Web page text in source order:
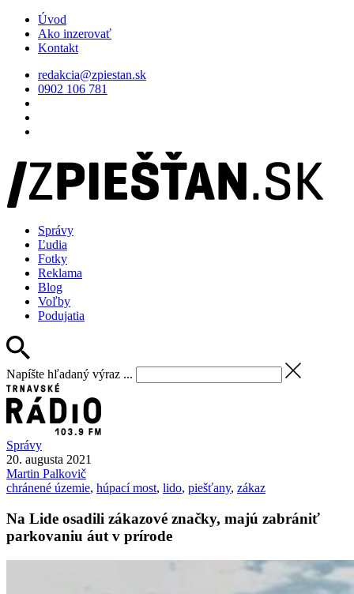
Úvod
Ako inzerovať
Kontakt
redakcia@zpiestan.sk
0902 106 781
Správy
Ľudia
Fotky
Reklama
Blog
Voľby
Podujatia
Napíšte hľadaný výraz ...
Správy
20. augusta 2021
Martin Palkovič
chránené územie, húpací most, lido, piešťany, zákaz
Na Lide osadili zákazové značky, majú zabrániť
parkovaniu áut v prírode